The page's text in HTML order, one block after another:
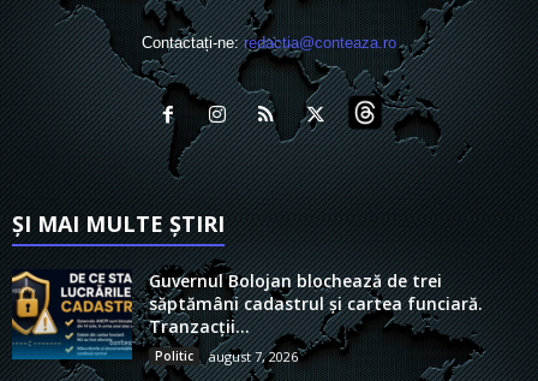
Contactați-ne:redactia@conteaza.ro
ȘI MAI MULTE ȘTIRI
Guvernul Bolojan blochează de trei
săptămâni cadastrul și cartea funciară.
Tranzacții...
Politic august 7, 2026